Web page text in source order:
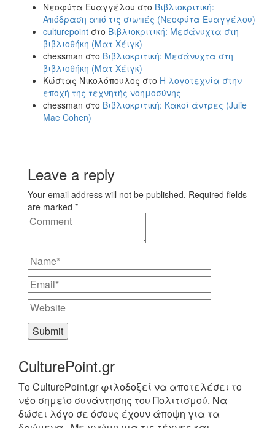
Νεοφύτα Ευαγγέλου στο Βιβλιοκριτική:
Απόδραση από τις σιωπές (Νεοφύτα Ευαγγέλου)
culturepoint στο Βιβλιοκριτική: Μεσάνυχτα στη
βιβλιοθήκη (Ματ Χέιγκ)
chessman στο Βιβλιοκριτική: Μεσάνυχτα στη
βιβλιοθήκη (Ματ Χέιγκ)
Κώστας Νικολόπουλος στο Η λογοτεχνία στην
εποχή της τεχνητής νοημοσύνης
chessman στο Βιβλιοκριτική: Κακοί άντρες (Julie
Mae Cohen)
Leave a reply
Your email address will not be published. Required fields
are marked *
CulturePoint.gr
Το CulturePoint.gr φιλοδοξεί να αποτελέσει το
νέο σημείο συνάντησης του Πολιτισμού. Να
δώσει λόγο σε όσους έχουν άποψη για τα